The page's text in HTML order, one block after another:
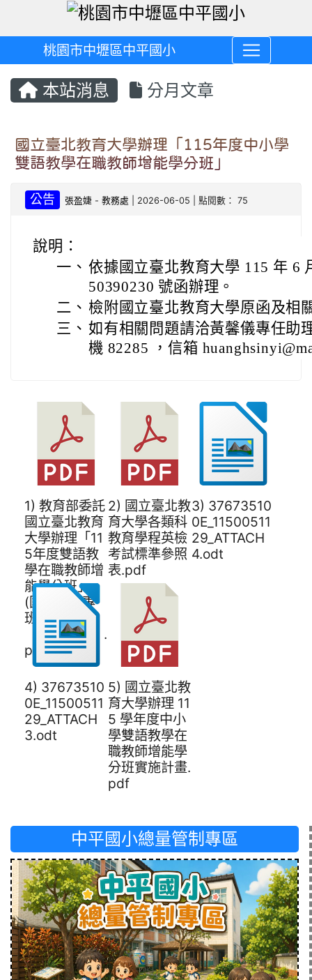
桃園市中壢區中平國小
本站消息 分月文章
國立臺北教育大學辦理「115年度中小學
雙語教學在職教師增能學分班」
公告 張盈婕 -教務處 | 2026-06-05 | 點閱數： 75
說明：
一、 依據國立臺北教育大學 115 年 6
50390230 號函辦理。
二、 檢附國立臺北教育大學原函及相
三、 如有相關問題請洽黃馨儀專任助
機 82285 ，信箱
1) 教育部委託
國立臺北教育
大學辦理「11
5年度雙語教
學在職教師增
能學分班」
(國小雙語專
班)課程表
（第一階段）.
pdf
2) 國立臺北教
育大學各類科
教育學程英檢
考試標準參照
表.pdf
3) 37673510
0E_11500511
29_ATTACH
4.odt
4) 37673510
0E_11500511
29_ATTACH
3.odt
5) 國立臺北教
育大學辦理 11
5 學年度中小
學雙語教學在
職教師增能學
分班實施計畫.
pdf
中平國小總量管制專區